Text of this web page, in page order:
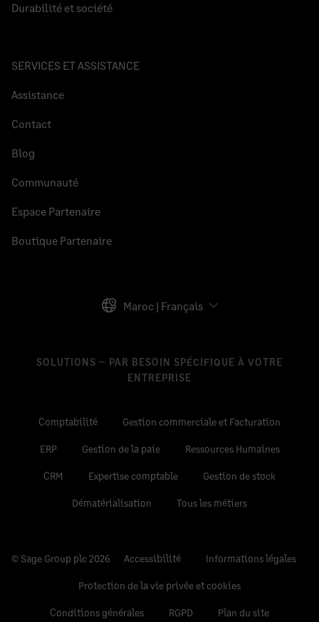
Durabilité et société
SERVICES ET ASSISTANCE
Assistance
Contact
Blog
Communauté
Espace Partenaire
Boutique Partenaire
Maroc | Français
SOLUTIONS – PAR BESOIN SPÉCIFIQUE À VOTRE
ENTREPRISE
Comptabilité Gestion commerciale et Facturation
ERP Gestion de la paie Ressources Humaines
CRM Expertise comptable Gestion de stock
Dématérialisation Tous les métiers
© Sage Group plc 2026 Accessibilité Informations légales
Protection de la vie privée et cookies
Conditions générales RGPD Plan du site